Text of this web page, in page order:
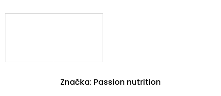
Značka: Passion nutrition